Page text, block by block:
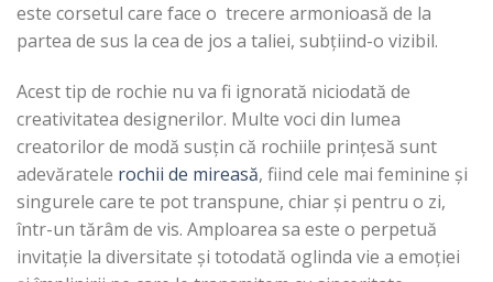
este corsetul care face o trecere armonioasă de la
partea de sus la cea de jos a taliei, subțiind-o vizibil.
Acest tip de rochie nu va fi ignorată niciodată de
creativitatea designerilor. Multe voci din lumea
creatorilor de modă susțin că rochiile prințesă sunt
adevăratele rochii de mireasă, fiind cele mai feminine și
singurele care te pot transpune, chiar și pentru o zi,
într-un tărâm de vis. Amploarea sa este o perpetuă
invitație la diversitate și totodată oglinda vie a emoției